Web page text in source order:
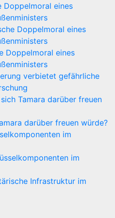
Doppelmoral eines
Doppelmoral eines
Doppelmoral eines
verbietet gefährliche
Tamara darüber freuen
darüber freuen würde?
im
im
Infrastruktur im